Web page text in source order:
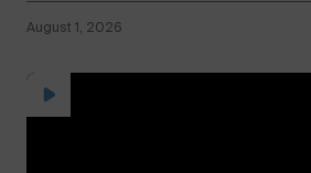
August 1, 2026